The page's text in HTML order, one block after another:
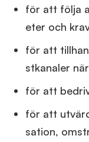
för att följa
eter och
för att
stkanaler
för att
för att
sation,